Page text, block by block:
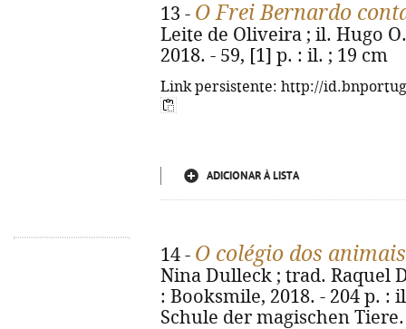
13 - O Frei Bernardo
Leite de Oliveira ; il. Hugo
2018. - 59, [1] p. : il. ; 19 cm
Link persistente: http://
ADICIONAR À LISTA
14 - O colégio dos
Nina Dulleck ; trad. Raquel
: Booksmile, 2018. - 204 p. :
Schule der magischen Tiere.